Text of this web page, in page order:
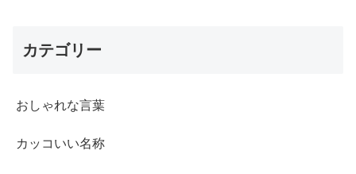
カテゴリー
おしゃれな言葉
カッコいい名称